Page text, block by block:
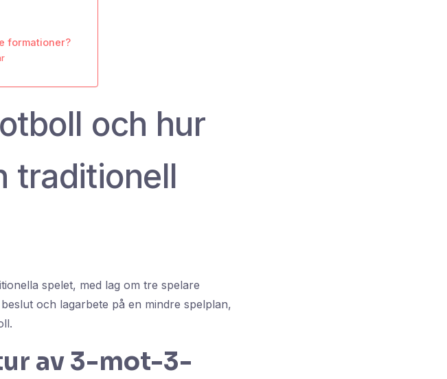
formationer?
och hur
traditionell
spelet, med lag om tre spelare
och lagarbete på en mindre spelplan,
av 3-mot-3-